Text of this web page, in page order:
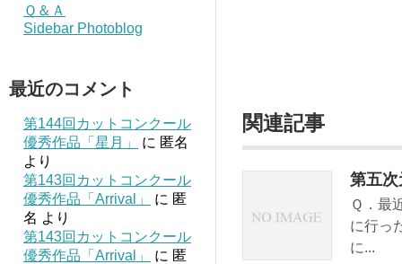
Ｑ＆Ａ
Sidebar Photoblog
最近のコメント
第144回カットコンクール
優秀作品「星月」
に 匿名
より
第143回カットコンクール
優秀作品「Arrival」
に 匿
名 より
第143回カットコンクール
優秀作品「Arrival」
に 匿
関連記事
第五
Ｑ．最
に行っ
に...